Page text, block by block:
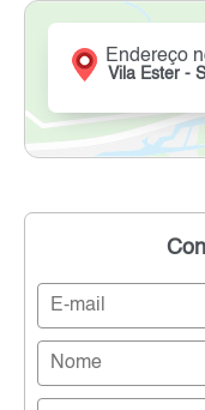
Endereço
Vila Ester -